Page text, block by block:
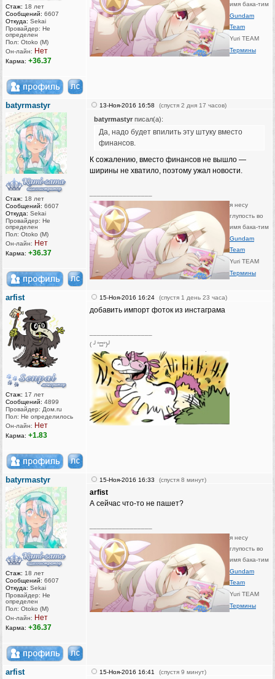
Стаж: 18 лет
Сообщений: 6607
Откуда: Sekai
Провайдер: Не
определен
Пол: Otoko (M)
Он-лайн: Нет
Карма: +36.37
имя бака-тим
Gundam
Team
Yuri TEAM
Термины
batyrmastyr
Стаж: 18 лет
Сообщений: 6607
Откуда: Sekai
Провайдер: Не
определен
Пол: Otoko (M)
Он-лайн: Нет
Карма: +36.37
13-Ноя-2016 16:58 (спустя 2 дня 17 часов)
batyrmastyr писал(а):
Да, надо будет впилить эту штуку вместо
финансов.
К сожалению, вместо финансов не вышло —
ширины не хватило, поэтому ужал новости.
я несу
глупость во
имя бака-тим
Gundam
Team
Yuri TEAM
Термины
arfist
Стаж: 17 лет
Сообщений: 4899
Провайдер: Дом.ru
Пол: Не определилось
Он-лайн: Нет
Карма: +1.83
15-Ноя-2016 16:24 (спустя 1 день 23 часа)
добавить импорт фоток из инстаграма
( ╯°□°)╯
batyrmastyr
Стаж: 18 лет
Сообщений: 6607
Откуда: Sekai
Провайдер: Не
определен
Пол: Otoko (M)
Он-лайн: Нет
Карма: +36.37
15-Ноя-2016 16:33 (спустя 8 минут)
arfist
А сейчас что-то не пашет?
я несу
глупость во
имя бака-тим
Gundam
Team
Yuri TEAM
Термины
arfist 15-Ноя-2016 16:41 (спустя 9 минут)